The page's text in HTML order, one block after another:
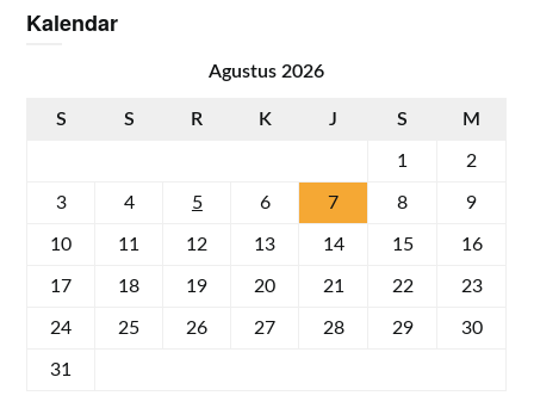
Kalendar
Agustus 2026
S S R K J S M
1 2
3 4 5 6 7 8 9
10 11 12 13 14 15 16
17 18 19 20 21 22 23
24 25 26 27 28 29 30
31